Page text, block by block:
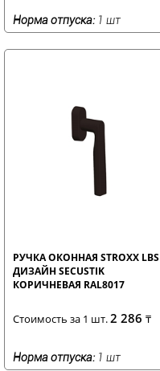
Норма отпуска: 1 шт
РУЧКА ОКОННАЯ STROXX LBS
ДИЗАЙН SECUSTIK
КОРИЧНЕВАЯ RAL8017
Стоимость за 1 шт.2 286₸
Норма отпуска: 1 шт